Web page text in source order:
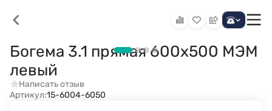
Богема 3.1 прямая 600х500 МЭМ
левый
Написать отзыв
Артикул:15-6004-6050